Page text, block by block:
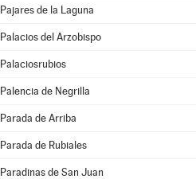
Pajares de la Laguna
Palacios del Arzobispo
Palaciosrubios
Palencia de Negrilla
Parada de Arriba
Parada de Rubiales
Paradinas de San Juan